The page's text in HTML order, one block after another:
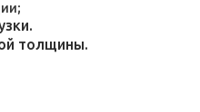
толщины.